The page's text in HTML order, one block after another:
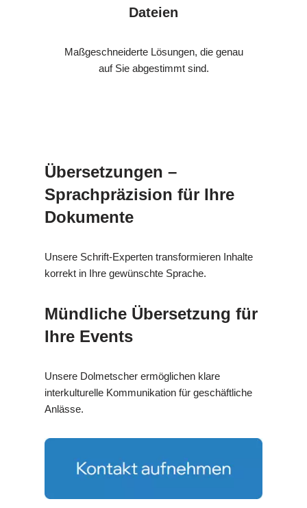
Dateien
Maßgeschneiderte Lösungen, die genau
auf Sie abgestimmt sind.
Übersetzungen –
Sprachpräzision für Ihre
Dokumente
Unsere Schrift-Experten transformieren Inhalte
korrekt in Ihre gewünschte Sprache.
Mündliche Übersetzung für
Ihre Events
Unsere Dolmetscher ermöglichen klare
interkulturelle Kommunikation für geschäftliche
Anlässe.